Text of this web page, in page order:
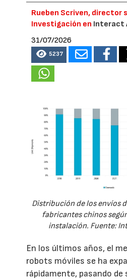
Rueben Scriven, director
Investigación en Interact
31/07/2026
5237
Distribución de los envíos
fabricantes chinos
instalación. Fuente:
En los últimos años, el
robots móviles se ha
rápidamente, pasando